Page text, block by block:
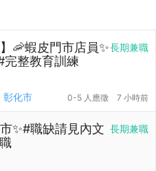
長期兼職
🦐蝦皮門市店員✨
整教育訓練
彰化市 0-5 人應徵 7 小時前
長期兼職
✨#職缺請見內文